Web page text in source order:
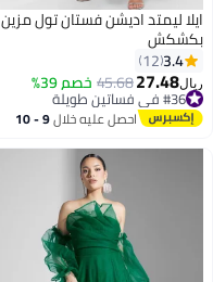
ايلا ليمتد اديشن فستان تول مزين
بكشكش
3.4
12
ريال27.48
45.68خصم 39%
#36 في فساتين طويلة
#36 في فساتين طويلة احصل عليه خلال 9 - 10